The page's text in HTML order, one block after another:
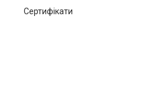
Сертифікати